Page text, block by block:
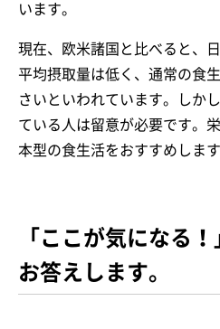
います。
現在、欧米諸国と比べると、
平均摂取量は低く、通常の食
さいといわれています。しか
ている人は留意が必要です。
本型の食生活をおすすめします
「ここが気になる
お答えします。